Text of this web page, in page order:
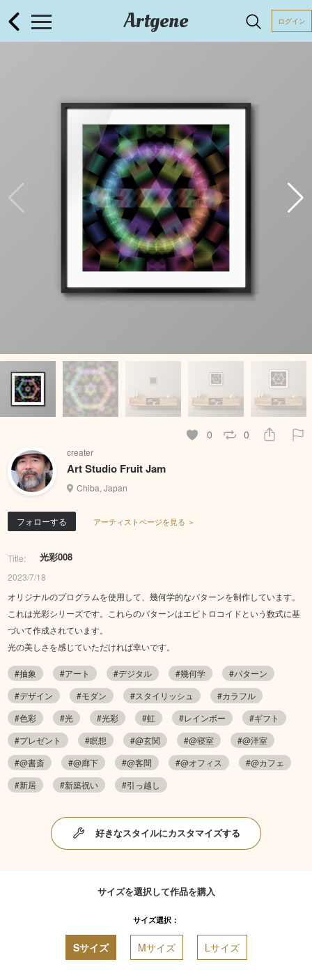
Artgene ログイン
0 0
creater
Art Studio Fruit Jam
Chiba, Japan
フォローする アーティストページを見る ＞
Title: 光彩008
2023/7/18
オリジナルのプログラムを使用して、幾何学的なパターンを制作しています。
これは光彩シリーズです。これらのパターンはエピトロコイドという数式に基
づいて作成されています。
光の美しさを感じていただければ幸いです。
#抽象 #アート #デジタル #幾何学
#パターン
#デザイン
#モダン #スタイリッシュ
#カラフル
#色彩
#光 #光彩 #虹 #レインボー
#ギフト
#プレゼント
#瞑想 #@玄関 #@寝室
#@洋室
#@書斎
#@廊下 #@客間 #@オフィス
#@カフェ
#新居
#新築祝い #引っ越し
好きなスタイルにカスタマイズする
サイズを選択して作品を購入
サイズ選択：
Sサイズ Mサイズ Lサイズ